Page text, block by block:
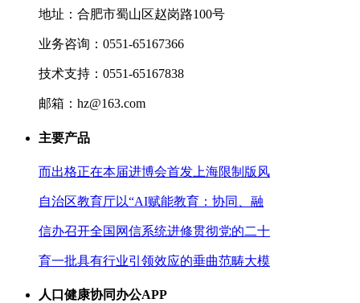
地址：合肥市蜀山区赵岗路100号
业务咨询：0551-65167366
技术支持：0551-65167838
邮箱：hz@163.com
主要产品
而出格正在本届进博会首发上海限制版风
自治区教育厅以“AI赋能教育：协同、融
信办召开全国网信系统进修贯彻党的二十
育一批具有行业引领效应的垂曲范畴大模
人口健康协同办公APP